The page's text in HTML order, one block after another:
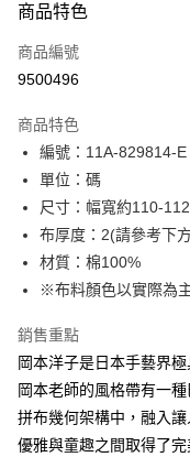
信用卡一次付款
超商取貨付款
Apple Pay
街口支付
Google Pay
大哥付你分期
相關說明
1.本服務由台灣大哥大提供
2.付款方式選擇「大哥付你
流程，驗證手機門號後，選
成交易。
3.實際核准額度、可分期數
4.訂單成立30分鐘內，如未
AFTEE先享後付
相關說明
【關於「AFTEE先享後付」
AFTEE先享後付是「在收
便利好安心！
１．簡單：不需註冊會員、
商品特色
商品編號
9500496
商品特色
編號：11A-829814-E
單位：碼
尺寸：幅寬約110-
布厚度：2(請參考下
材質：棉100%
※布料顏色以實際為
銷售重點
岡本洋子是日本手藝界
岡本老師的風格帶有一
拼布幾何架構中，融入
優雅與童趣之間取得了完